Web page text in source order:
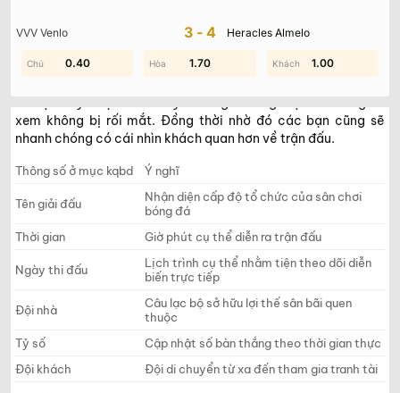
VVV Venlo 3-4 Heracles Almelo
0.90 0.50 0.90
0.40 1.70 1.00
Mỗi trận đối đầu được chuyên mục hiển thị rõ ràng mọi thông
xem không bị rối mắt. Đồng thời nhờ đó các bạn cũng sẽ
nhanh chóng có cái nhìn khách quan hơn về trận đấu.
Thông số ở mục kqbd Ý nghĩ
Tên giải đấu
Nhận diện cấp độ tổ chức của sân chơi
bóng đá
Thời gian
Giờ phút cụ thể diễn ra trận đấu
Ngày thi đấu
Lịch trình cụ thể nhằm tiện theo dõi diễn
biến trực tiếp
Đội nhà
Câu lạc bộ sở hữu lợi thế sân bãi quen
thuộc
Tỷ số
Cập nhật số bàn thắng theo thời gian thực
Đội khách
Đội di chuyển từ xa đến tham gia tranh tài